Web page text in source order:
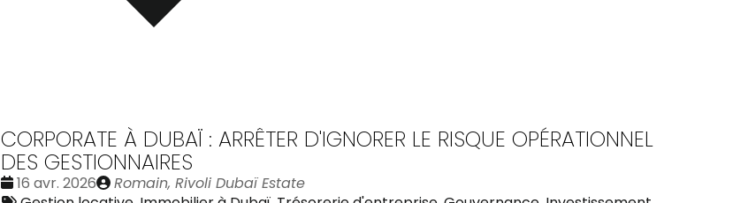
CORPORATE À DUBAÏ : ARRÊTER D'IGNORER LE RISQUE OPÉRATIONNEL
DES GESTIONNAIRES
Date
16 avr. 2026
Publié
Romain, Rivoli Dubaï Estate